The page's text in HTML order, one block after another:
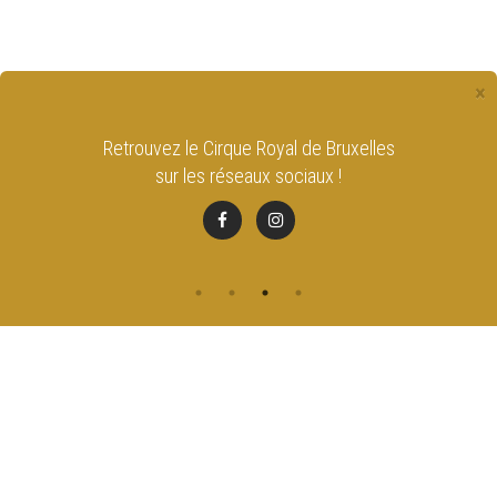
×
Retrouvez le Cirque Royal de Bruxelles
sur les réseaux sociaux !